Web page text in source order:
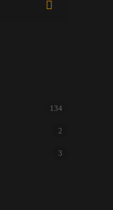
134
2
3